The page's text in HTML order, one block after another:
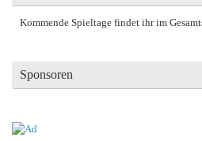
Kommende Spieltage findet ihr im
Sponsoren